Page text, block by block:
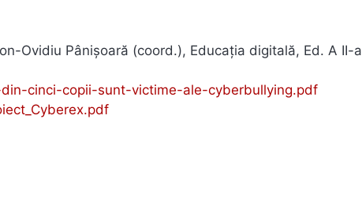
Ovidiu Pânișoară (coord.), Educația digitală, Ed. A II-a
cinci-copii-sunt-victime-ale-cyberbullying.pdf